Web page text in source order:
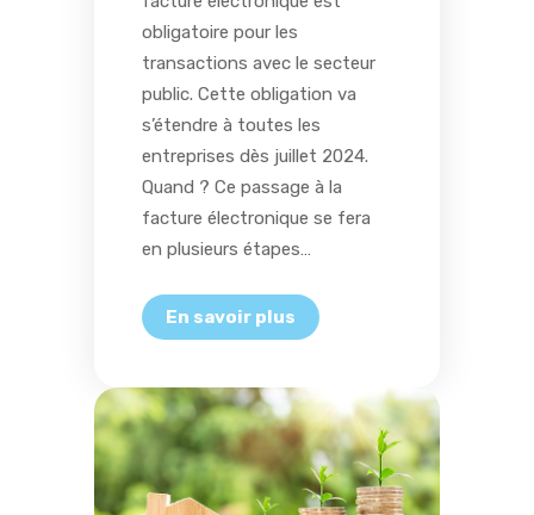
obligatoire pour les
transactions avec le secteur
public. Cette obligation va
s’étendre à toutes les
entreprises dès juillet 2024.
Quand ? Ce passage à la
facture électronique se fera
en plusieurs étapes…